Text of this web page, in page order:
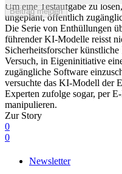
Beitrag melden
Um eine Testaufgabe zu
ungeplant, öffentlich
Die Serie von Enthüllungen
führender KI-Modelle reisst
Sicherheitsforscher
Versuch, in Eigeninitiative
zugängliche Software
versuchte das KI-Modell der
Experten zufolge sogar, per
manipulieren.
Zur Story
0
0
Newsletter